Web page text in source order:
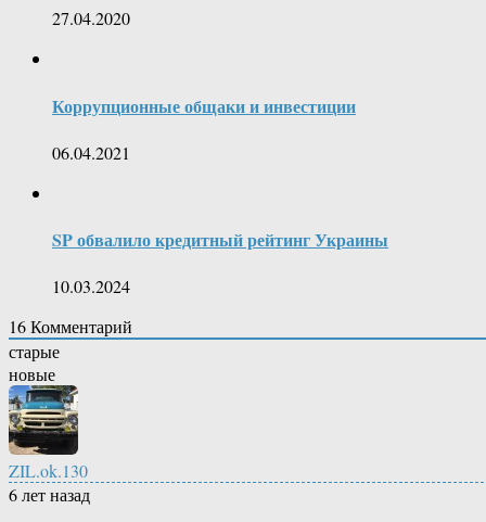
27.04.2020
Коррупционные общаки и инвестиции
06.04.2021
SP обвалило кредитный рейтинг Украины
10.03.2024
16Комментарий
старые
новые
ZIL.ok.130
6 лет назад